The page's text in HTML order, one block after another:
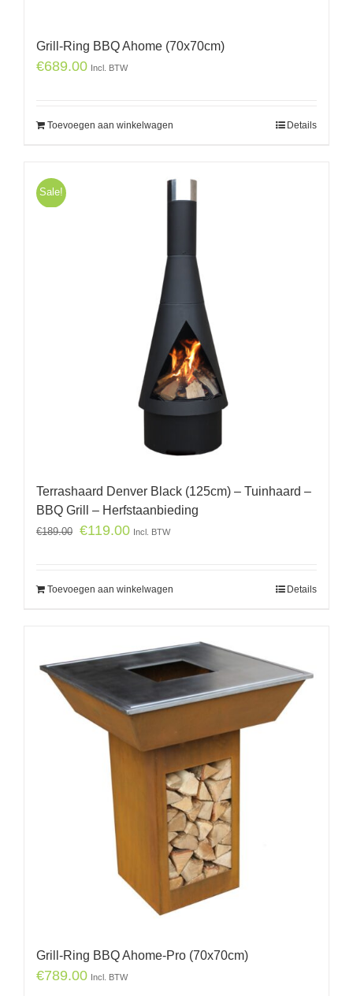
Grill-Ring BBQ Ahome (70x70cm)
€689.00 Incl. BTW
Toevoegen aan winkelwagen Details
Sale!
Terrashaard Denver Black (125cm) – Tuinhaard –
BBQ Grill – Herfstaanbieding
€189.00 €119.00 Incl. BTW
Toevoegen aan winkelwagen Details
Grill-Ring BBQ Ahome-Pro (70x70cm)
€789.00 Incl. BTW